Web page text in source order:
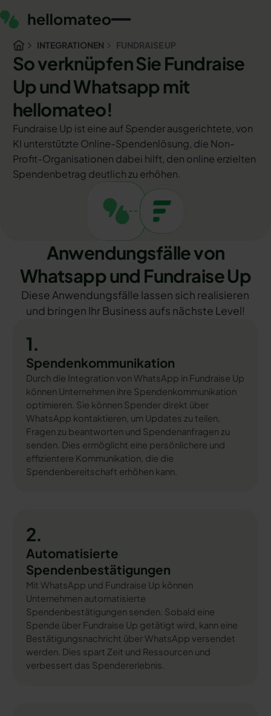
INTEGRATIONEN FUNDRAISE UP
So verknüpfen Sie Fundraise
Up und Whatsapp mit
hellomateo!
Fundraise Up ist eine auf Spender ausgerichtete, von
KI unterstützte Online-Spendenlösung, die Non-
Profit-Organisationen dabei hilft, den online erzielten
Spendenbetrag deutlich zu erhöhen.
Anwendungsfälle von
Whatsapp und Fundraise Up
Diese Anwendungsfälle lassen sich realisieren
und bringen Ihr Business aufs nächste Level!
1.
Spendenkommunikation
Durch die Integration von WhatsApp in Fundraise Up
können Unternehmen ihre Spendenkommunikation
optimieren. Sie können Spender direkt über
WhatsApp kontaktieren, um Updates zu teilen,
Fragen zu beantworten und Spendenanfragen zu
senden. Dies ermöglicht eine persönlichere und
effizientere Kommunikation, die die
Spendenbereitschaft erhöhen kann.
2.
Automatisierte
Spendenbestätigungen
Mit WhatsApp und Fundraise Up können
Unternehmen automatisierte
Spendenbestätigungen senden. Sobald eine
Spende über Fundraise Up getätigt wird, kann eine
Bestätigungsnachricht über WhatsApp versendet
werden. Dies spart Zeit und Ressourcen und
verbessert das Spendererlebnis.